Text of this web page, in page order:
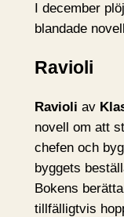
I december
blandade
Ravioli
Ravioli av
novell om att
chefen och
byggets
Bokens
tillfälligtvis